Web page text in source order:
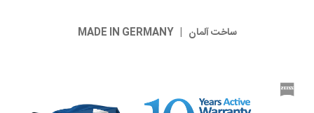
ساخت آلمان | MADE IN GERMANY